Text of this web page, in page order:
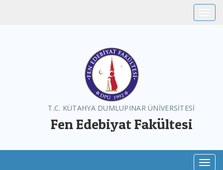
T.C. KÜTAHYA DUMLUPINAR ÜNİVERSİTESİ
Fen Edebiyat Fakültesi